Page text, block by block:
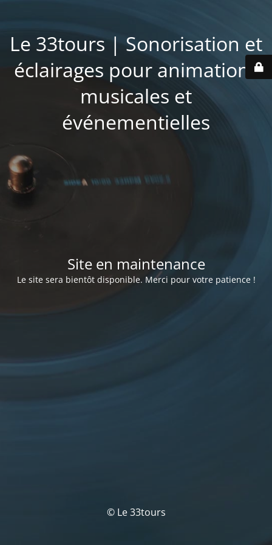
Le 33tours | Sonorisation et
éclairages pour animations
musicales et
événementielles
Site en maintenance
Le site sera bientôt disponible. Merci pour votre patience !
© Le 33tours